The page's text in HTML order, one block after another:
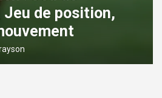
: Variations de
Flexibilité